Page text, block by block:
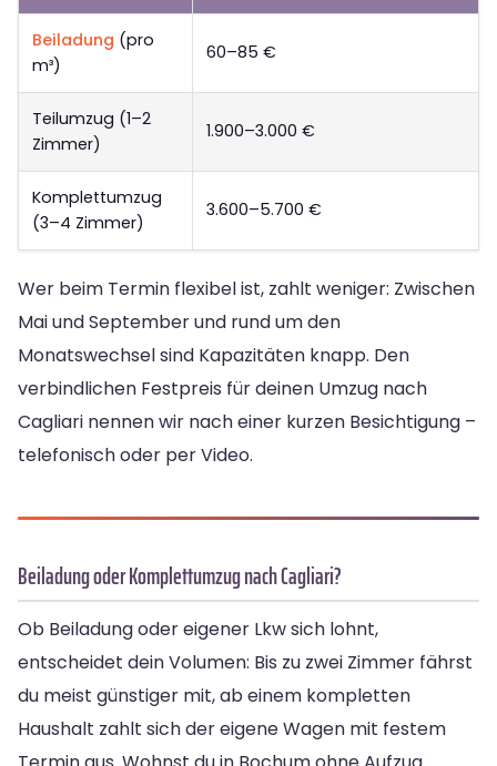
Beiladung (pro
m³)
60–85 €
Teilumzug (1–2
Zimmer)
1.900–3.000 €
Komplettumzug
(3–4 Zimmer)
3.600–5.700 €
Wer beim Termin flexibel ist, zahlt weniger: Zwischen
Mai und September und rund um den
Monatswechsel sind Kapazitäten knapp. Den
verbindlichen Festpreis für deinen Umzug nach
Cagliari nennen wir nach einer kurzen Besichtigung –
telefonisch oder per Video.
Beiladung oder Komplettumzug nach Cagliari?
Ob Beiladung oder eigener Lkw sich lohnt,
entscheidet dein Volumen: Bis zu zwei Zimmer fährst
du meist günstiger mit, ab einem kompletten
Haushalt zahlt sich der eigene Wagen mit festem